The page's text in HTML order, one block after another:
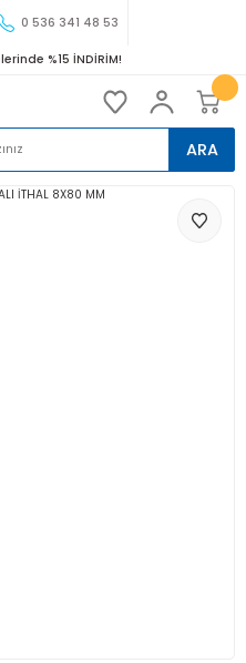
0 536 341 48 53
%15 İNDİRİM!
ARA